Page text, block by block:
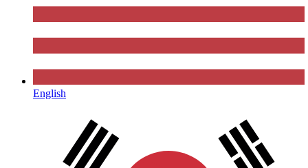
English